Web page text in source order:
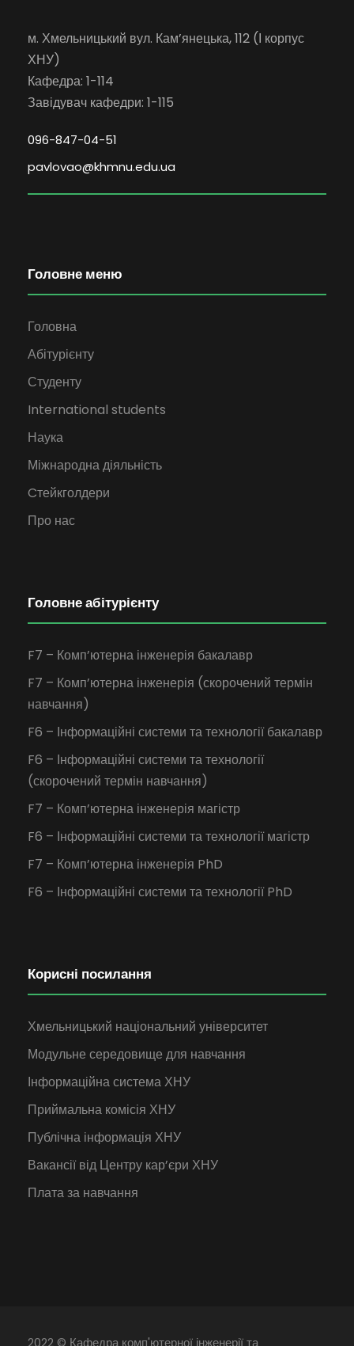
м. Хмельницький вул. Кам’янецька, 112 (І корпус
ХНУ)
Кафедра: 1-114
Завідувач кафедри: 1-115
096-847-04-51
pavlovao@khmnu.edu.ua
Головне меню
Головна
Абітурієнту
Студенту
International students
Наука
Міжнародна діяльність
Cтейкголдери
Про нас
Головне абітурієнту
F7 – Комп’ютерна інженерія бакалавр
F7 – Комп’ютерна інженерія (скорочений термін
навчання)
F6 – Інформаційні системи та технології бакалавр
F6 – Інформаційні системи та технології
(скорочений термін навчання)
F7 – Комп’ютерна інженерія магістр
F6 – Інформаційні системи та технології магістр
F7 – Комп’ютерна інженерія PhD
F6 – Інформаційні системи та технології PhD
Корисні посилання
Хмельницький національний університет
Модульне середовище для навчання
Інформаційна система ХНУ
Приймальна комісія ХНУ
Публічна інформація ХНУ
Вакансії від Центру кар’єри ХНУ
Плата за навчання